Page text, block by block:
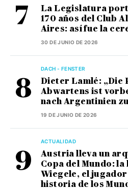
La Legislatura
170 años del Club
Aires: así fue la
30 DE JUNIO DE 2026
DACH - FENSTER
Dieter Lamlé: „Die
Abwartens ist
nach Argentinien
19 DE JUNIO DE 2026
ACTUALIDAD
Austria lleva un
Copa del Mundo:
Wiegele, el jugador
historia de los